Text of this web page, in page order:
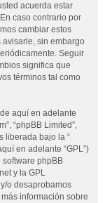
acuerda estar
caso contrario por
cambiar estos
sin embargo
Seguir
significa que
términos tal como
aquí en adelante
“phpBB Limited”,
liberada bajo la “
en adelante “GPL”)
software phpBB
y la GPL
o desaprobamos
información sobre